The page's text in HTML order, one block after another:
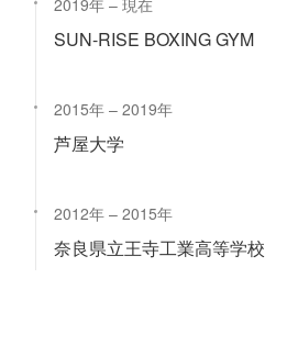
2019年 現在
SUN-RISE BOXING GYM
2015年 2019年
芦屋大学
2012年 2015年
奈良県立王寺工業高等学校